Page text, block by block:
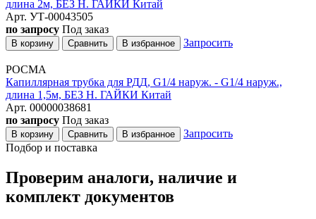
длина 2м, БЕЗ Н. ГАЙКИ Китай
Арт. УТ-00043505
по запросу Под заказ
В корзину Сравнить В избранное Запросить
РОСМА
Капиллярная трубка для РДД, G1/4 наруж. - G1/4 наруж.,
длина 1,5м, БЕЗ Н. ГАЙКИ Китай
Арт. 00000038681
по запросу Под заказ
В корзину Сравнить В избранное
Запросить
Подбор и поставка
Проверим аналоги, наличие и
комплект документов